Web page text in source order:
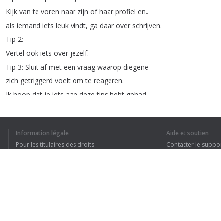
Kijk van te voren naar zijn of haar profiel en..
als iemand iets leuk vindt, ga daar over schrijven.
Tip 2:
Vertel ook iets over jezelf.
Tip 3: Sluit af met een vraag waarop diegene
zich getriggerd voelt om te reageren.
Ik hoop dat je iets aan deze tips hebt gehad
Information légale
Pour les titulaires des droits
Aide et soutien
Contacter le